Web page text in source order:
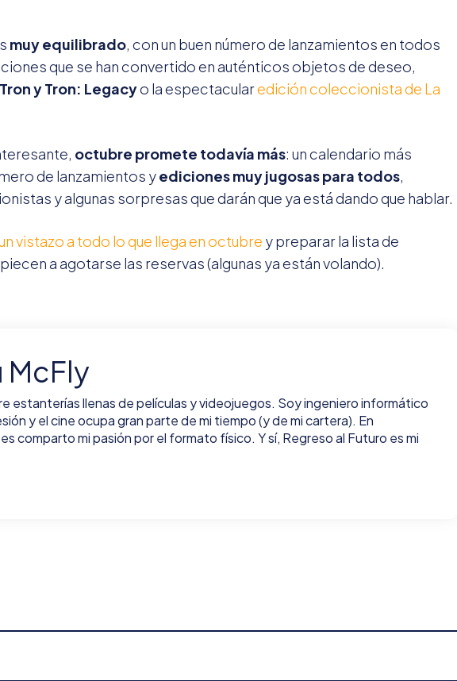
muy equilibrado, con un buen número de lanzamientos en todos
que se han convertido en auténticos objetos de deseo,
y Tron: Legacyo la espectacularedición coleccionista de La
octubre promete todavía más: un calendario más
de lanzamientos yediciones muy jugosas para todos,
y algunas sorpresas que darán que ya está dando que hablar.
vistazo a todo lo que llega en octubre y preparar la lista de
a agotarse las reservas (algunas ya están volando).
McFly
estanterías llenas de películas y videojuegos. Soy ingeniero informático
y el cine ocupa gran parte de mi tiempo (y de mi cartera). En
comparto mi pasión por el formato físico. Y sí, Regreso al Futuro es mi